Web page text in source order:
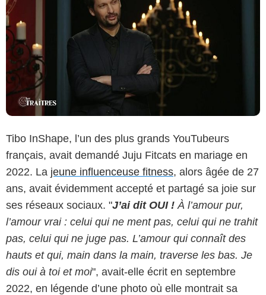
Tibo InShape, l’un des plus grands YouTubeurs
français, avait demandé Juju Fitcats en mariage en
2022. La jeune influenceuse fitness, alors âgée de 27
ans, avait évidemment accepté et partagé sa joie sur
ses réseaux sociaux. "J’ai dit OUI ! À l’amour pur,
l’amour vrai : celui qui ne ment pas, celui qui ne trahit
pas, celui qui ne juge pas. L’amour qui connaît des
hauts et qui, main dans la main, traverse les bas. Je
dis oui à toi et moi", avait-elle écrit en septembre
2022, en légende d’une photo où elle montrait sa